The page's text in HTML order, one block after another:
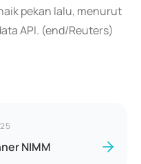
pekan lalu, menurut
API. (end/Reuters)
NIMM